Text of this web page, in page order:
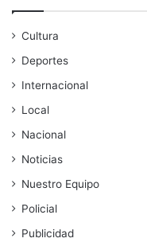
Cultura
Deportes
Internacional
Local
Nacional
Noticias
Nuestro Equipo
Policial
Publicidad